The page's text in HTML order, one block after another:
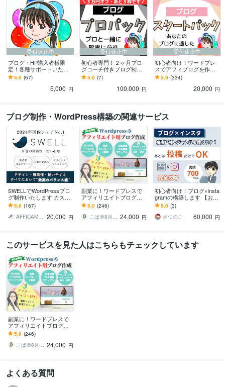
受付休止中
ブログ・HP購入者様限
定！各種サポートいたし
ます カスタマイズ・SEO
コンサル・SEOライティ
5.0 (67)
5,000 円
受付休止中
初心者専門！２ヶ月ブロ
グコーチ付きブログ制作
します アフィリエイト記
事の作成もサポート！2ヶ
月間の個別指導
5.0 (7)
100,000 円
受付休止中
初心者向け！ワードプレ
スでアフィブログを作成
します 【SEO対策済】納
品後からアフィリエイト
可能・アドセンス対応
5.0 (334)
20,000 円
ブログ制作・WordPress構築の関連サービス
SWELLでWordPressブロ
グ制作いたします カスタ
マイズ途中の方も対応さ
せていただきます！
5.0 (167)
AFFICAMP ブログ・HP制作 20,000 円
副業に！ワードプレスで
アフィリエイトブログ作
ります SEO対策済・アド
センス対応・有料テーマ
カスタマイズもOK
5.0 (246)
こば＠8月7日～8月16日夏季休業 24,000 円
初心者向け！ブログ×Insta
gramの構築します 【お試
し出品】作って終わりじ
ゃない！運営方法も徹底
サポート！
5.0 (3)
さつのこ
60,000 円
このサービスを見た人はこちらもチェックしています
副業に！ワードプレスで
アフィリエイトブログ作
ります SEO対策済・アド
センス対応・有料テーマ
カスタマイズもOK
5.0 (246)
こば＠8月7日～8月16日夏季休業 24,000 円
よくある質問